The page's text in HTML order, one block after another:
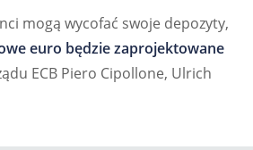
mogą wycofać swoje depozyty,
euro będzie zaprojektowane
ECB Piero Cipollone, Ulrich